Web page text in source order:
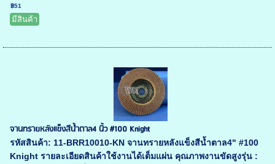
฿51
มีสินค้า
จานทรายหลังแข็งสีน้ำตาล4 นิ้ว #100 Knight
รหัสสินค้า: 11-BRR10010-KN จานทรายหลังแข็งสีน้ำตาล4" #100
Knight รายละเอียดสินค้าใช้งานได้เต็มแผ่น คุณภาพงานขัดสูงรุ่น :